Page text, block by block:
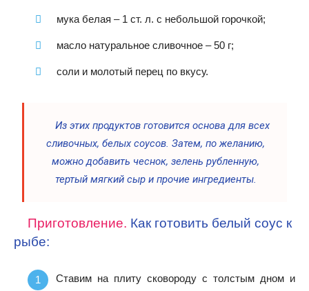
мука белая – 1 ст. л. с небольшой горочкой;
масло натуральное сливочное – 50 г;
соли и молотый перец по вкусу.
Из этих продуктов готовится основа для всех
сливочных, белых соусов. Затем, по желанию,
можно добавить чеснок, зелень рубленную,
тертый мягкий сыр и прочие ингредиенты.
Приготовление. Как готовить белый соус к
рыбе:
Ставим на плиту сковороду с толстым дном и